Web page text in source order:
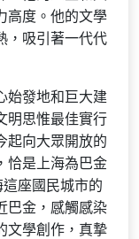
高度。他的文學
，吸引著一代代
始發地和巨大建
明思惟最佳實行
起向大眾開放的
恰是上海為巴金
座國民城市的
巴金，感觸感染
文學創作，真摯